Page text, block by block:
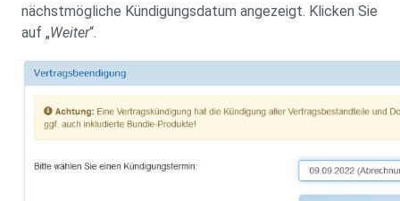
nächstmögliche Kündigungsdatum angezeigt. Klicken Sie
auf „Weiter“.